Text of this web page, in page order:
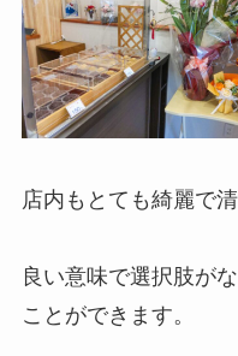
店内もとても綺麗で清
良い意味で選択肢が
ことができます。